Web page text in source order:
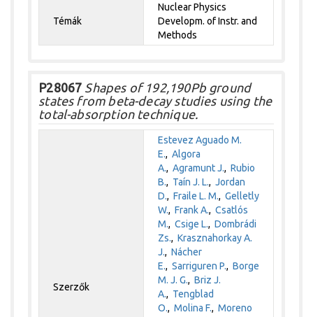
Témák
Nuclear Physics
Developm. of Instr. and
Methods
P28067 Shapes of 192,190Pb ground
states from beta-decay studies using the
total-absorption technique.
Szerzők
Estevez Aguado M.
E.,Algora
A.,Agramunt J.,Rubio
B., Taín J. L.,Jordan
D.,Fraile L. M.,Gelletly
W.,Frank A.,Csatlós
M.,Csige L.,Dombrádi
Zs.,Krasznahorkay A.
J.,Nácher
E.,Sarriguren P.,Borge
M. J. G.,Briz J.
A., Tengblad
O.,Molina F.,Moreno